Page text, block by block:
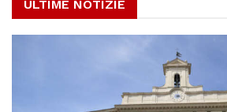
ULTIME NOTIZIE